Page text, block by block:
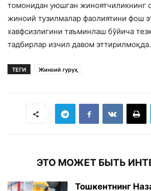
томонидан уюшган жиноятчиликнинг
жиноий тузилмалар фаолиятини фош
хавфсизлигини таъминлаш бўйича
тадбирлар изчил давом эттирилмоқда.
ТЕГИ Жиноий гуруҳ
ЭТО МОЖЕТ БЫТЬ
Тошкентнинг